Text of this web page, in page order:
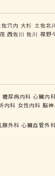
佐穴内 大杉 土佐北
西佐川 佐川 襟野
糖尿病内科 心臓内
内科 女性内科 脳
腺外科 心臓血管外